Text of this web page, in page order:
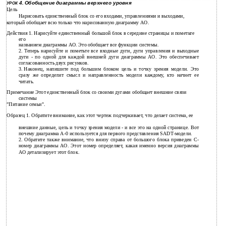
УРОК4. Обобщение диаграммы верхнего уровня
Цель
Нарисовать единственный блок со его входами, управлениями и выходами,
который обобщает всю только что нарисованную диаграмму АО.
Действия 1. Нарисуйте единственный большой блок в середине страницы и пометьте
его
названием диаграммы АО. Это обобщает все функции системы.
2. Теперь нарисуйте и пометьте все входные дуги, дуги управления и выходные
дуги - по одной для каждой внешней дуги диаграммы АО. Это обеспечивает
согласованность двух рисунков.
3. Наконец, напишите под большим блоком цель и точку зрения модели. Это
сразу же определит смысл и направленность модели каждому, кто начнет ее
читать.
Примечание Этот единственный блок со своими дугами обобщает внешние связи
системы
"Питание семьи".
Образец 1. Обратите внимание, как этот чертеж подчеркивает, что делает система, ее
внешние данные, цель и точку зрения модели - и все это на одной странице. Вот
почему диаграмма А-0 используется для первого представления SADT-модели.
2. Обратите также внимание, что внизу справа от большого блока приведен С-
номер диаграммы АО. Этот номер определяет, какая именно версия диаграммы
АО детализирует этот блок.